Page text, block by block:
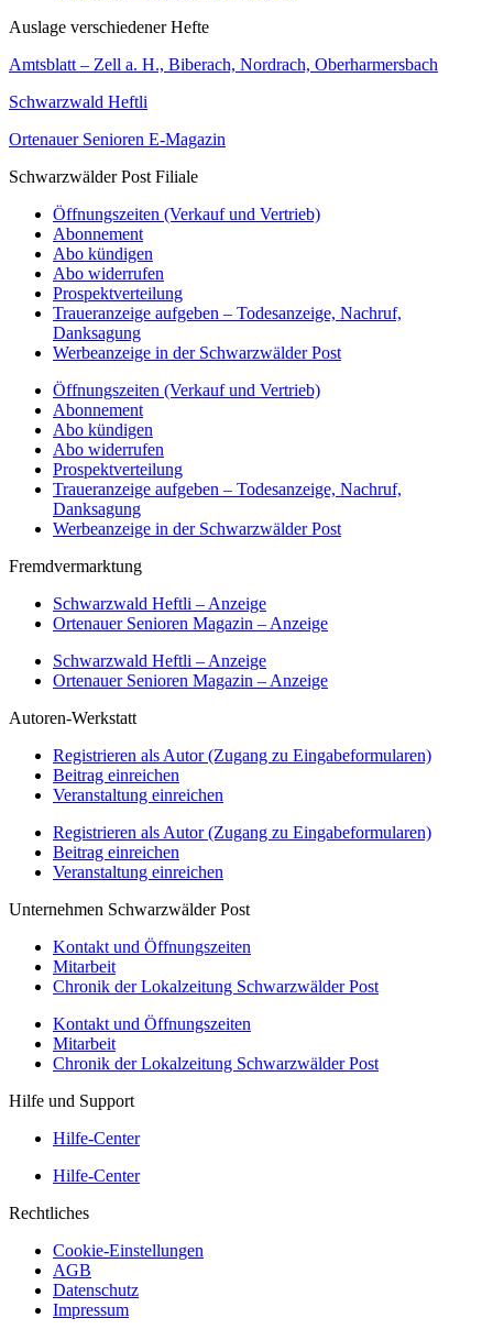
Auslage verschiedener Hefte
Amtsblatt – Zell a. H., Biberach, Nordrach, Oberharmersbach
Schwarzwald Heftli
Ortenauer Senioren E-Magazin
Schwarzwälder Post Filiale
Öffnungszeiten (Verkauf und Vertrieb)
Abonnement
Abo kündigen
Abo widerrufen
Prospektverteilung
Traueranzeige aufgeben – Todesanzeige, Nachruf,
Danksagung
Werbeanzeige in der Schwarzwälder Post
Öffnungszeiten (Verkauf und Vertrieb)
Abonnement
Abo kündigen
Abo widerrufen
Prospektverteilung
Traueranzeige aufgeben – Todesanzeige, Nachruf,
Danksagung
Werbeanzeige in der Schwarzwälder Post
Fremdvermarktung
Schwarzwald Heftli – Anzeige
Ortenauer Senioren Magazin – Anzeige
Schwarzwald Heftli – Anzeige
Ortenauer Senioren Magazin – Anzeige
Autoren-Werkstatt
Registrieren als Autor (Zugang zu Eingabeformularen)
Beitrag einreichen
Veranstaltung einreichen
Registrieren als Autor (Zugang zu Eingabeformularen)
Beitrag einreichen
Veranstaltung einreichen
Unternehmen Schwarzwälder Post
Kontakt und Öffnungszeiten
Mitarbeit
Chronik der Lokalzeitung Schwarzwälder Post
Kontakt und Öffnungszeiten
Mitarbeit
Chronik der Lokalzeitung Schwarzwälder Post
Hilfe und Support
Hilfe-Center
Hilfe-Center
Rechtliches
Cookie-Einstellungen
AGB
Datenschutz
Impressum